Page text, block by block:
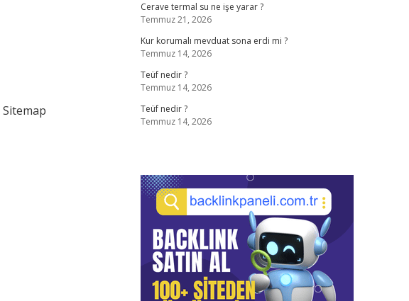
Sitemap
Cerave termal su ne işe yarar ?
Temmuz 21, 2026
Kur korumalı mevduat sona erdi mi ?
Temmuz 14, 2026
Teüf nedir ?
Temmuz 14, 2026
Teüf nedir ?
Temmuz 14, 2026